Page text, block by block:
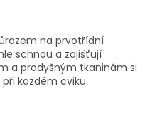
na prvotřídní
schnou a zajišťují
a prodyšným tkaninám si
každém cviku.